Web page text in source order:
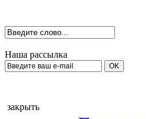
Наша рассылка
закрыть